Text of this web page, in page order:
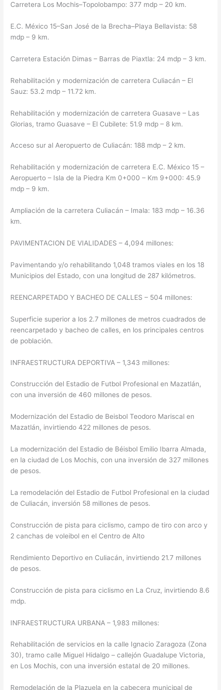
Carretera Los Mochis–Topolobampo: 377 mdp – 20 km.
E.C. México 15–San José de la Brecha–Playa Bellavista: 58
mdp – 9 km.
Carretera Estación Dimas – Barras de Piaxtla: 24 mdp – 3 km.
Rehabilitación y modernización de carretera Culiacán – El
Sauz: 53.2 mdp – 11.72 km.
Rehabilitación y modernización de carretera Guasave – Las
Glorias, tramo Guasave – El Cubilete: 51.9 mdp – 8 km.
Acceso sur al Aeropuerto de Culiacán: 188 mdp – 2 km.
Rehabilitación y modernización de carretera E.C. México 15 –
Aeropuerto – Isla de la Piedra Km 0+000 – Km 9+000: 45.9
mdp – 9 km.
Ampliación de la carretera Culiacán – Imala: 183 mdp – 16.36
km.
PAVIMENTACION DE VIALIDADES – 4,094 millones:
Pavimentando y/o rehabilitando 1,048 tramos viales en los 18
Municipios del Estado, con una longitud de 287 kilómetros.
REENCARPETADO Y BACHEO DE CALLES – 504 millones:
Superficie superior a los 2.7 millones de metros cuadrados de
reencarpetado y bacheo de calles, en los principales centros
de población.
INFRAESTRUCTURA DEPORTIVA – 1,343 millones:
Construcción del Estadio de Futbol Profesional en Mazatlán,
con una inversión de 460 millones de pesos.
Modernización del Estadio de Beisbol Teodoro Mariscal en
Mazatlán, invirtiendo 422 millones de pesos.
La modernización del Estadio de Béisbol Emilio Ibarra Almada,
en la ciudad de Los Mochis, con una inversión de 327 millones
de pesos.
La remodelación del Estadio de Futbol Profesional en la ciudad
de Culiacán, inversión 58 millones de pesos.
Construcción de pista para ciclismo, campo de tiro con arco y
2 canchas de voleibol en el Centro de Alto
Rendimiento Deportivo en Culiacán, invirtiendo 21.7 millones
de pesos.
Construcción de pista para ciclismo en La Cruz, invirtiendo 8.6
mdp.
INFRAESTRUCTURA URBANA – 1,983 millones:
Rehabilitación de servicios en la calle Ignacio Zaragoza (Zona
30), tramo calle Miguel Hidalgo – callejón Guadalupe Victoria,
en Los Mochis, con una inversión estatal de 20 millones.
Remodelación de la Plazuela en la cabecera municipal de